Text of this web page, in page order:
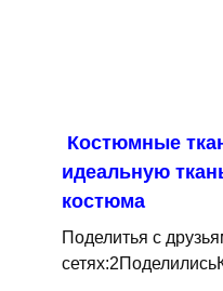
Костюмные
идеальную
костюма
Поделитья с